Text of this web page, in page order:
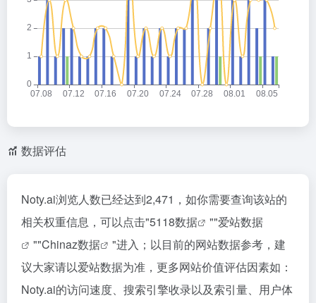
数据评估
Noty.ai浏览人数已经达到2,471，如你需要查询该站的
相关权重信息，可以点击"5118数据 ""爱站数据
""Chinaz数据
"进入；以目前的网站数据参考，建
议大家请以爱站数据为准，更多网站价值评估因素如：
Noty.ai的访问速度、搜索引擎收录以及索引量、用户体